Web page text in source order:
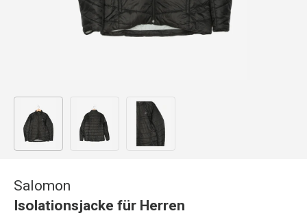
Bild 1 in Galerieansicht laden
Salomon
Isolationsjacke für Herren